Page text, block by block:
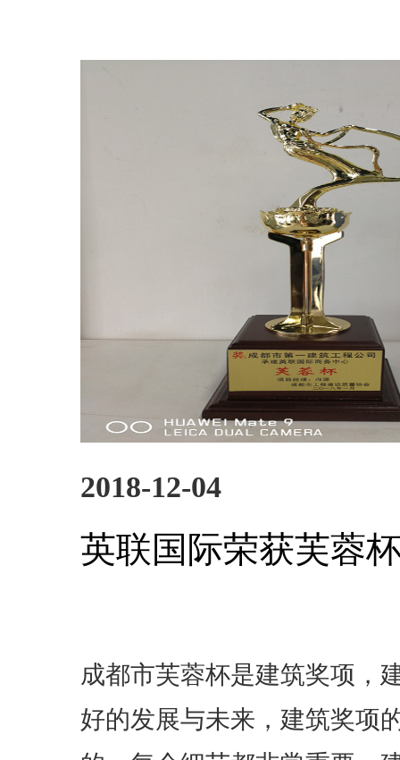
2018-12-04
英联国际荣获芙蓉
成都市芙蓉杯是建筑奖项，
好的发展与未来，建筑奖项